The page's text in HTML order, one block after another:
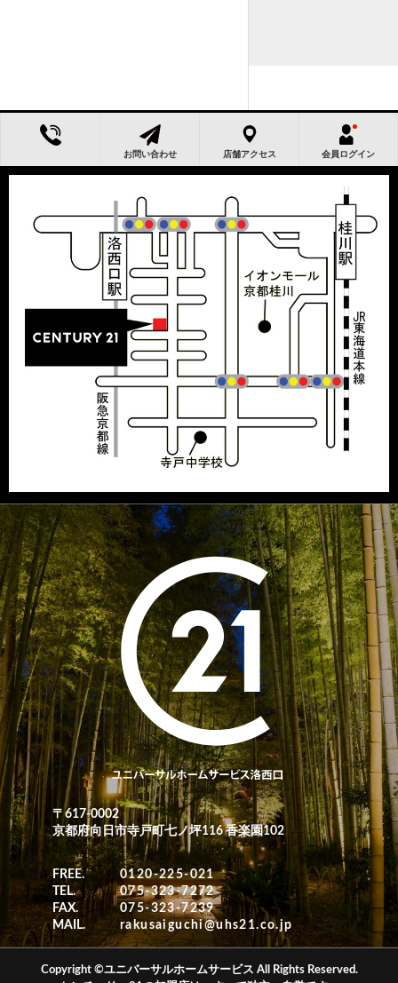
お問い合わせ 店舗アクセス 会員ログイン
〒617-0002
京都府向日市寺戸町七ノ坪116 香楽園102
FREE.
0120-225-021
TEL.
075-323-7272
FAX.
075-323-7239
MAIL.
rakusaiguchi@uhs21.co.jp
Copyright ©ユニバーサルホームサービス All Rights Reserved.